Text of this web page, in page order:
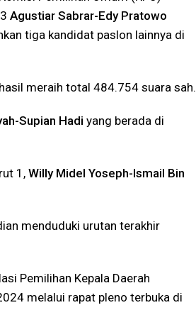
Agustiar Sabrar-Edy Pratowo
tiga kandidat paslon lainnya di
meraih total 484.754 suara sah.
Supian Hadi yang berada di
1, Willy Midel Yoseph-Ismail Bin
menduduki urutan terakhir
Pemilihan Kepala Daerah
melalui rapat pleno terbuka di